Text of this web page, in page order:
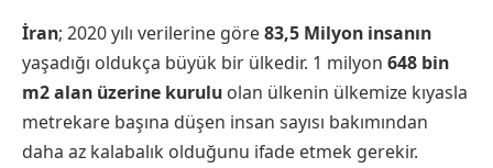
İran; 2020 yılı verilerine göre83,5 Milyon insanın
yaşadığı oldukça büyük bir ülkedir. 1 milyon 648 bin
m2 alan üzerine kurulu olan ülkenin ülkemize kıyasla
metrekare başına düşen insan sayısı bakımından
daha az kalabalık olduğunu ifade etmek gerekir.